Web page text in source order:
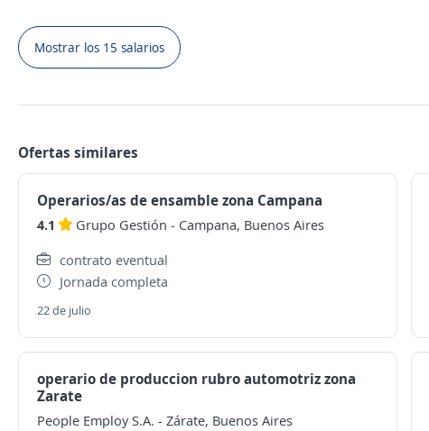
Mostrar los 15 salarios
Ofertas similares
Operarios/as de ensamble zona Campana
4.1 Grupo Gestión - Campana, Buenos Aires
contrato eventual
Jornada completa
22 de julio
operario de produccion rubro automotriz zona
Zarate
People Employ S.A. - Zárate, Buenos Aires